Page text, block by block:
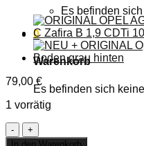
Es befinden
0
Warenkorb
Es befinden sich
79,00 €
1 vorrätig
ORIGINAL
OPEL